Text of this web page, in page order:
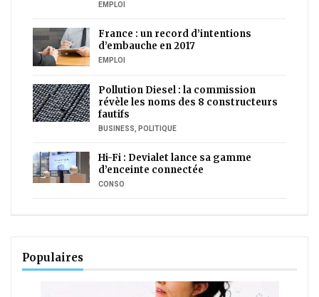
EMPLOI
France : un record d’intentions
d’embauche en 2017
EMPLOI
Pollution Diesel : la commission
révèle les noms des 8 constructeurs
fautifs
BUSINESS POLITIQUE
Hi-Fi : Devialet lance sa gamme
d’enceinte connectée
CONSO
Populaires